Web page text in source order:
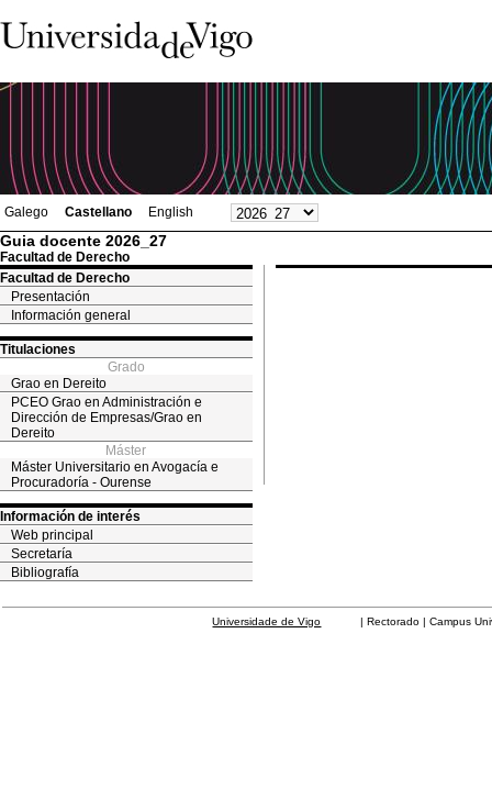
Galego Castellano English
Guia docente 2026_27
Facultad de Derecho
Facultad de Derecho
Presentación
Información general
Titulaciones
Grado
Grao en Dereito
PCEO Grao en Administración e
Dirección de Empresas/Grao en
Dereito
Máster
Máster Universitario en Avogacía e
Procuradoría - Ourense
Información de interés
Web principal
Secretaría
Bibliografía
Universidade de Vigo | Rectorado | Campus